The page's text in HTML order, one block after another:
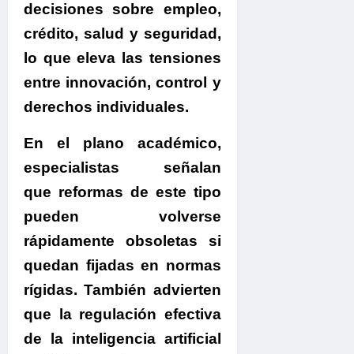
decisiones sobre empleo,
crédito, salud y seguridad,
lo que eleva las tensiones
entre innovación, control y
derechos individuales.
En el plano académico,
especialistas señalan
que reformas de este tipo
pueden volverse
rápidamente obsoletas si
quedan fijadas en normas
rígidas. También advierten
que la regulación efectiva
de la inteligencia artificial